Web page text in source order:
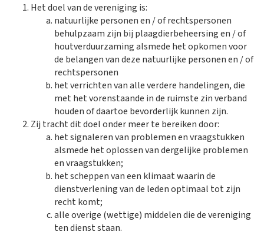
Het doel van de vereniging is:
natuurlijke personen en / of rechtspersonen
behulpzaam zijn bij plaagdierbeheersing en / of
houtverduurzaming alsmede het opkomen voor
de belangen van deze natuurlijke personen en / of
rechtspersonen
het verrichten van alle verdere handelingen, die
met het vorenstaande in de ruimste zin verband
houden of daartoe bevorderlijk kunnen zijn.
Zij tracht dit doel onder meer te bereiken door:
het signaleren van problemen en vraagstukken
alsmede het oplossen van dergelijke problemen
en vraagstukken;
het scheppen van een klimaat waarin de
dienstverlening van de leden optimaal tot zijn
recht komt;
alle overige (wettige) middelen die de vereniging
ten dienst staan.